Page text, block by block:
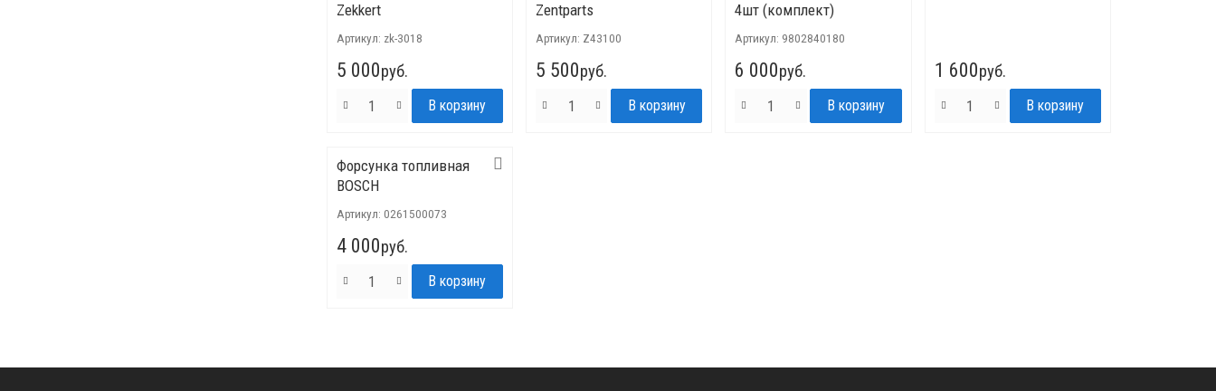
Zekkert
Артикул: zk-3018
5 000руб.
Zentparts
Артикул: Z43100
5 500руб.
4шт (комплект)
Артикул: 9802840180
6 000руб. 1 600руб.
Форсунка топливная
BOSCH
Артикул: 0261500073
4 000руб.